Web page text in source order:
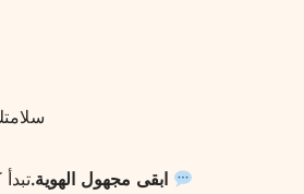
ابقى مجهول الهوية.